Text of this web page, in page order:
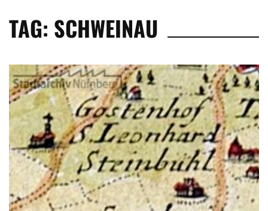
TAG: SCHWEINAU